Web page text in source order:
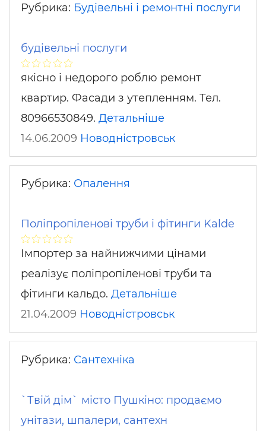
Рубрика: Будівельні і ремонтні послуги
будівельні послуги
якісно і недорого роблю ремонт
квартир. Фасади з утепленням. Тел.
80966530849. Детальніше
14.06.2009 Новодністровськ
Рубрика: Опалення
Поліпропіленові труби і фітинги Kalde
Імпортер за найнижчими цінами
реалізує поліпропіленові труби та
фітинги кальдо. Детальніше
21.04.2009 Новодністровськ
Рубрика: Сантехніка
`Твій дім` місто Пушкіно: продаємо
унітази, шпалери, сантехн